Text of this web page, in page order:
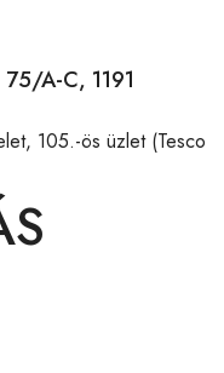
A-C, 1191
105.-ös üzlet (Tesco